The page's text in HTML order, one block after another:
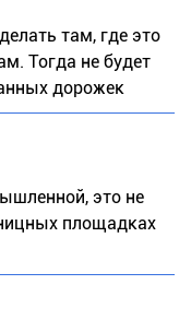
там, где это
Тогда не будет
дорожек
это не
площадках